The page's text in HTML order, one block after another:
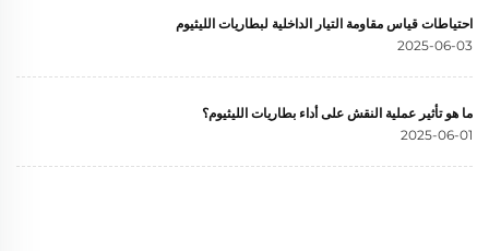
احتياطات قياس مقاومة التيار الداخلية لبطاريات الليثيوم
2025-06-03
ما هو تأثير عملية النقش على أداء بطاريات الليثيوم؟
2025-06-01